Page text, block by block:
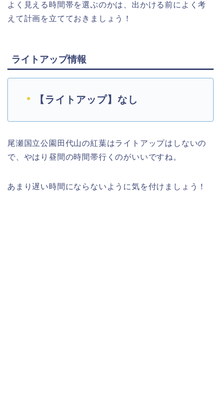
よく見える時間帯を選ぶのかは、出かける前によく考
えて計画を立てておきましょう！
ライトアップ情報
【ライトアップ】なし
尾瀬国立公園田代山の紅葉はライトアップはしないの
で、やはり昼間の時間帯行くのがいいですね。
あまり遅い時間にならないように気を付けましょう！